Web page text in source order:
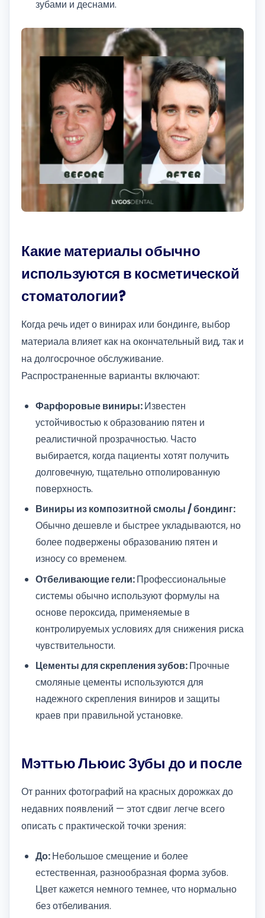
зубами и деснами.
Какие материалы обычно
используются в косметической
стоматологии?
Когда речь идет о винирах или бондинге, выбор
материала влияет как на окончательный вид, так и
на долгосрочное обслуживание.
Распространенные варианты включают:
Фарфоровые виниры:Известен
устойчивостью к образованию пятен и
реалистичной прозрачностью. Часто
выбирается, когда пациенты хотят получить
долговечную, тщательно отполированную
поверхность.
Виниры из композитной смолы / бондинг:
Обычно дешевле и быстрее укладываются, но
более подвержены образованию пятен и
износу со временем.
Отбеливающие гели:Профессиональные
системы обычно используют формулы на
основе пероксида, применяемые в
контролируемых условиях для снижения риска
чувствительности.
Цементы для скрепления зубов:Прочные
смоляные цементы используются для
надежного скрепления виниров и защиты
краев при правильной установке.
Мэттью Льюис Зубы до и после
От ранних фотографий на красных дорожках до
недавних появлений — этот сдвиг легче всего
описать с практической точки зрения:
До:Небольшое смещение и более
естественная, разнообразная форма зубов.
Цвет кажется немного темнее, что нормально
без отбеливания.